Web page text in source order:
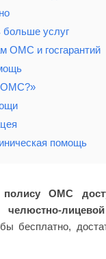
услуг
ОМС и госгарантий
ОМС?»
помощь
ОМС
бесплатно,